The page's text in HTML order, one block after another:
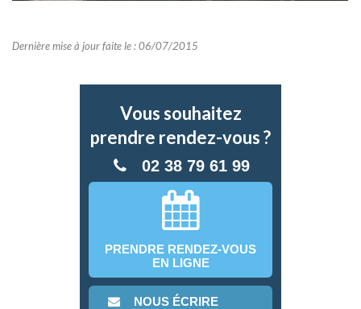
Dernière mise à jour faite le : 06/07/2015
Vous souhaitez
prendre rendez-vous ?
02 38 79 61 99
PRENDRE RENDEZ-VOUS
EN LIGNE
NOUS ÉCRIRE